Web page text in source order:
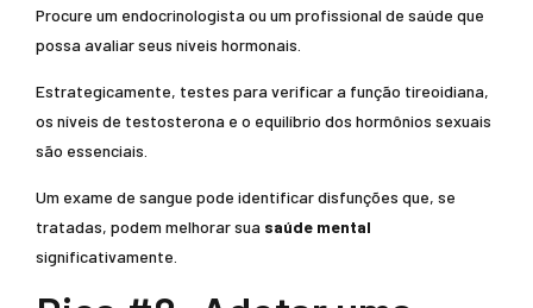
Procure um endocrinologista ou um profissional de saúde que
possa avaliar seus níveis hormonais.
Estrategicamente, testes para verificar a função tireoidiana,
os níveis de testosterona e o equilíbrio dos hormônios sexuais
são essenciais.
Um exame de sangue pode identificar disfunções que, se
tratadas, podem melhorar sua saúde mental
significativamente.